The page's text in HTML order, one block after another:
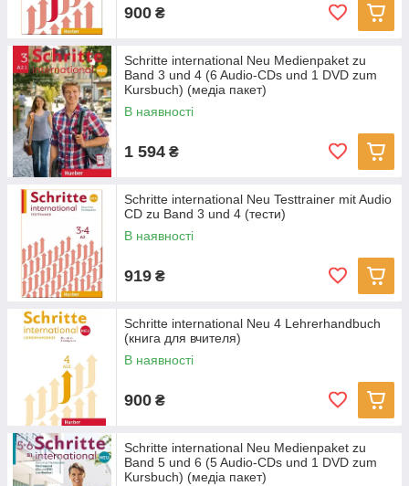
900 ₴
Schritte international Neu Medienpaket zu
Band 3 und 4 (6 Audio-CDs und 1 DVD zum
Kursbuch) (медіа пакет)
В наявності
1 594 ₴
Schritte international Neu Testtrainer mit Audio
CD zu Band 3 und 4 (тести)
В наявності
919 ₴
Schritte international Neu 4 Lehrerhandbuch
(книга для вчителя)
В наявності
900 ₴
Schritte international Neu Medienpaket zu
Band 5 und 6 (5 Audio-CDs und 1 DVD zum
Kursbuch) (медіа пакет)